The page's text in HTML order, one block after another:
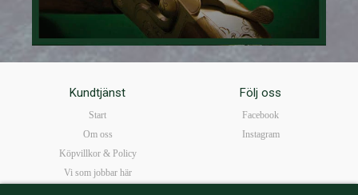
Kundtjänst
Start
Om oss
Köpvillkor & Policy
Vi som jobbar här
Följ oss
Facebook
Instagram